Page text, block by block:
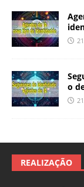
o
REALIZAÇÃO